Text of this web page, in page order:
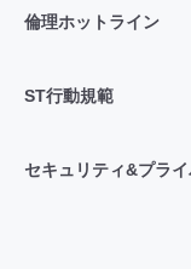
倫理ホットライン
ST行動規範
セキュリティ&プラ